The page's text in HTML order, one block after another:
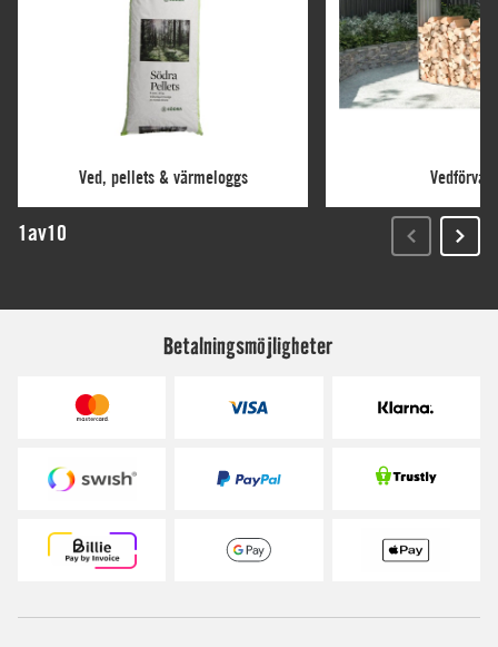
Betalningsmöjligheter